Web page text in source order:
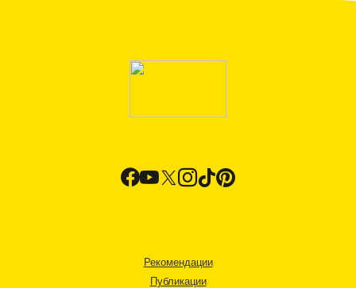
Рекомендации
Публикации